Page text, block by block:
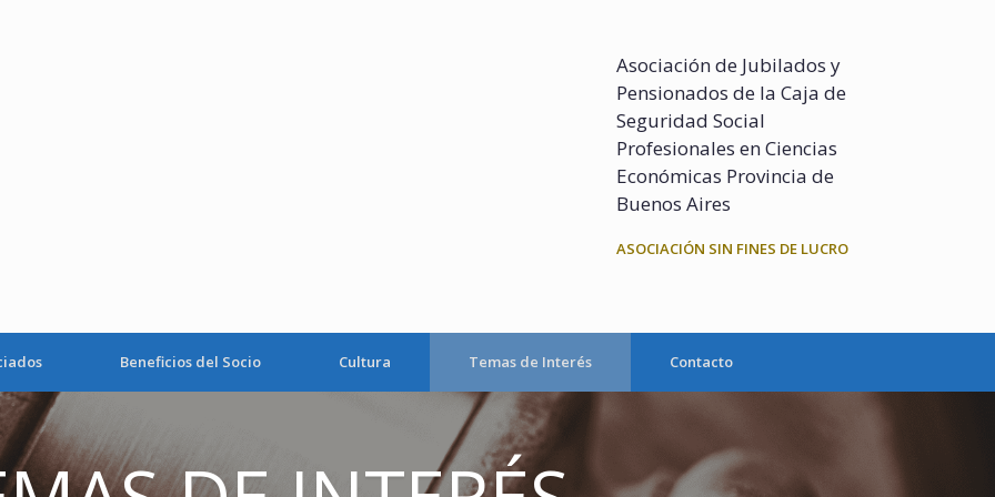
Asociación de Jubilados y
Pensionados de la Caja de
Seguridad Social
Profesionales en Ciencias
Económicas Provincia de
Buenos Aires
ASOCIACIÓN SIN FINES DE LUCRO
Beneficios del Socio Cultura Temas de Interés Contacto